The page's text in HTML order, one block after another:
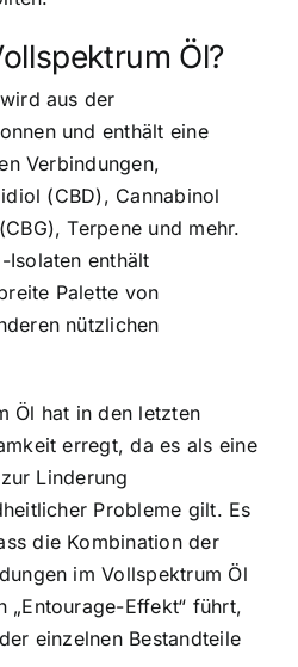
Öl?
aus der
und enthält eine
Verbindungen,
(CBD), Cannabinol
Terpene und mehr.
Isolaten enthält
Palette von
nützlichen
Öl hat in den letzten
erregt, da es als eine
Linderung
Probleme gilt. Es
die Kombination der
im Vollspektrum Öl
„Entourage-Effekt“ führt,
einzelnen Bestandteile